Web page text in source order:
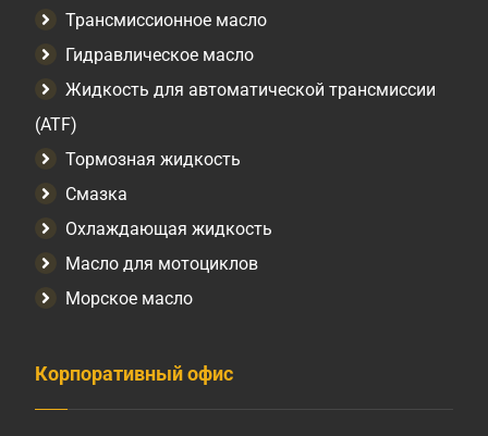
Трансмиссионное масло
Гидравлическое масло
Жидкость для автоматической трансмиссии
(ATF)
Тормозная жидкость
Смазка
Охлаждающая жидкость
Масло для мотоциклов
Морское масло
Корпоративный офис